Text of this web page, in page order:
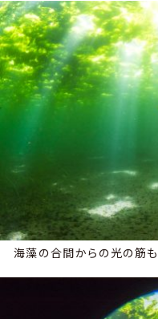
海藻の合間からの光の筋